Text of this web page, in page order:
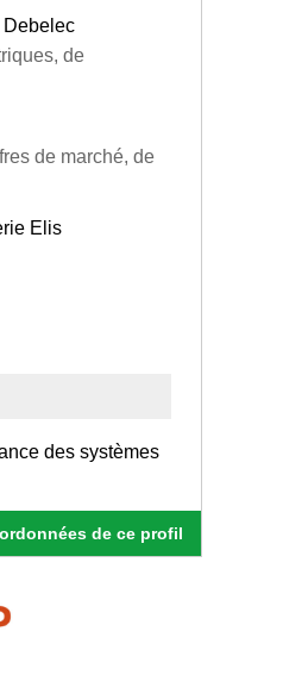
Debelec
de
de marché, de
Elis
des systèmes
de ce profil